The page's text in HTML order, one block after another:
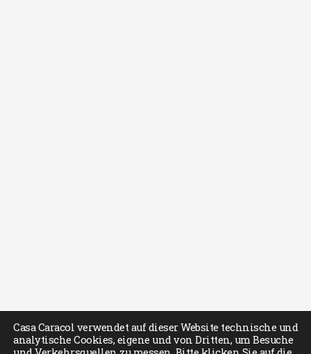
Casa Caracol verwendet auf dieser Website technische und
analytische Cookies, eigene und von Dritten, um Besuche